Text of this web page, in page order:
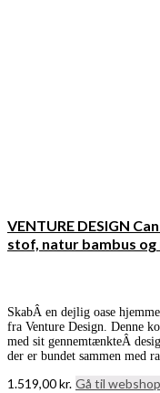
VENTURE DESIGN
stof, natur bambus
SkabÂ en dejlig oase
fra Venture Design. Denne
med sit gennemtænkteÂ
der er bundet sammen med
1.519,00kr. Gå til webshop